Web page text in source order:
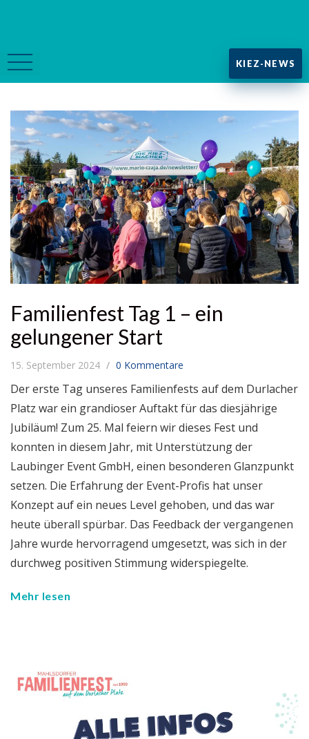
KIEZ-NEWS
Familienfest Tag 1 – ein
gelungener Start
15. September 2024 0 Kommentare
Der erste Tag unseres Familienfests auf dem Durlacher
Platz war ein grandioser Auftakt für das diesjährige
Jubiläum! Zum 25. Mal feiern wir dieses Fest und
konnten in diesem Jahr, mit Unterstützung der
Laubinger Event GmbH, einen besonderen Glanzpunkt
setzen. Die Erfahrung der Event-Profis hat unser
Konzept auf ein neues Level gehoben, und das war
heute überall spürbar. Das Feedback der vergangenen
Jahre wurde hervorragend umgesetzt, was sich in der
durchweg positiven Stimmung widerspiegelte.
Mehr lesen